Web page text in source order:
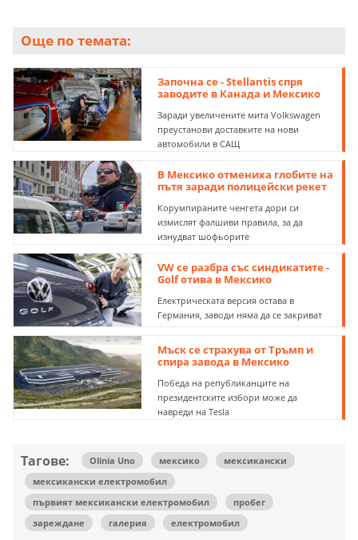
Още по темата:
Започна се - Stellantis спря
заводите в Канада и Мексико
Заради увеличените мита Volkswagen
преустанови доставките на нови
автомобили в САЩ
В Мексико отмениха глобите на
пътя заради полицейски рекет
Корумпираните ченгета дори си
измислят фалшиви правила, за да
изнудват шофьорите
VW се разбра със синдикатите -
Golf отива в Мексико
Електрическата версия остава в
Германия, заводи няма да се закриват
Мъск се страхува от Тръмп и
спира завода в Мексико
Победа на републиканците на
президентските избори може да
навреди на Tesla
Тагове: Olinia Uno мексико
мексикански
мексикански електромобил
първият мексикански електромобил
пробег
зареждане
галерия електромобил